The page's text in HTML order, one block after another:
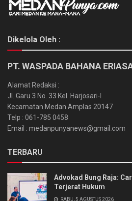
Dikelola Oleh :
PT. WASPADA BAHANA
Alamat Redaksi :
Jl. Garu 3 No. 33 Kel. Harjosari-I
Kecamatan Medan Amplas 20147
Telp : 061-785 0458
Email : medanpunyanews@gmail.com
TERBARU
Advokad Bung Raja:
Terjerat Hukum
RABU, 5 AGUSTUS 2026